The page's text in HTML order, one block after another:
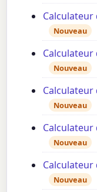
Calculateur
Nouveau
Calculateur
Nouveau
Nouveau
Nouveau
Nouveau